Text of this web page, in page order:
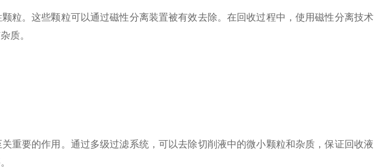
。这些颗粒可以通过磁性分离装置被有效去除。在回收过程中，使用磁性分离技术
质。
要的作用。通过多级过滤系统，可以去除切削液中的微小颗粒和杂质，保证回收液